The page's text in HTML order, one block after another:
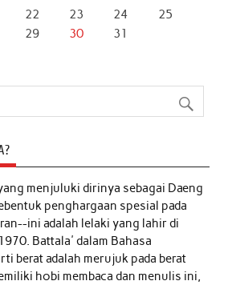
22 23 24
25
29 30
31
menjuluki dirinya sebagai Daeng
penghargaan spesial pada
ini adalah lelaki yang lahir di
Battala' dalam Bahasa
berat adalah merujuk pada berat
hobi membaca dan menulis ini,